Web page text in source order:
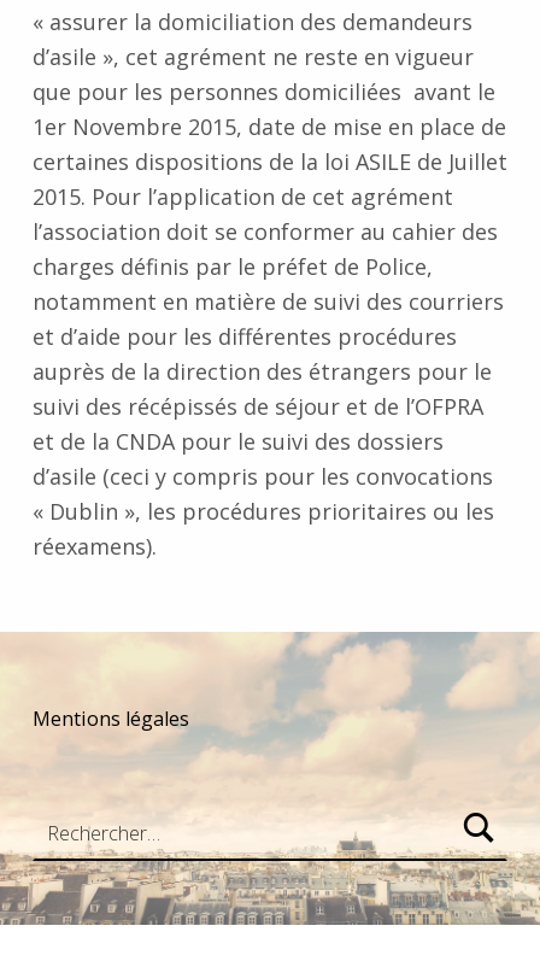
« assurer la domiciliation des demandeurs
d’asile », cet agrément ne reste en vigueur
que pour les personnes domiciliées avant le
1er Novembre 2015, date de mise en place de
certaines dispositions de la loi ASILE de Juillet
2015. Pour l’application de cet agrément
l’association doit se conformer au cahier des
charges définis par le préfet de Police,
notamment en matière de suivi des courriers
et d’aide pour les différentes procédures
auprès de la direction des étrangers pour le
suivi des récépissés de séjour et de l’OFPRA
et de la CNDA pour le suivi des dossiers
d’asile (ceci y compris pour les convocations
« Dublin », les procédures prioritaires ou les
réexamens).
Mentions légales